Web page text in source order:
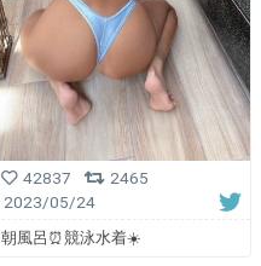
42837
2465
2023/05/24
朝風呂⏰競泳水着☀️